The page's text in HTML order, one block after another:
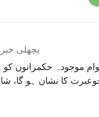
پچھلی خبر
موجودہ حکمرانوں کو
کا نشان ہو گا،